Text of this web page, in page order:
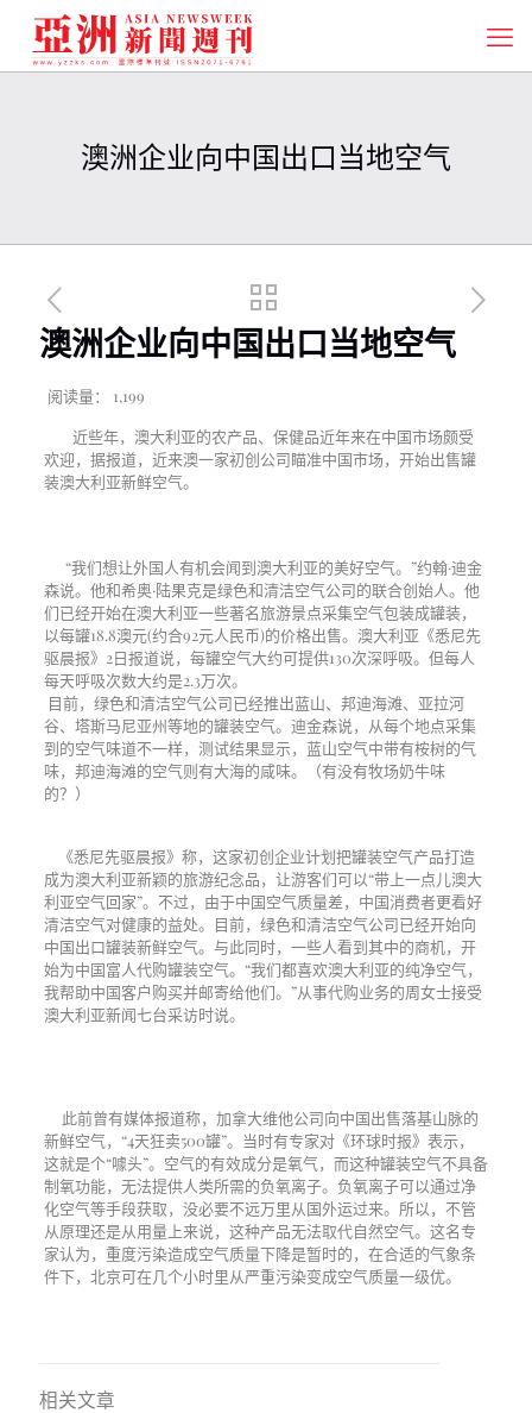
澳洲企业向中国出口当地空气
澳洲企业向中国出口当地空气
阅读量：
1,199
近些年，澳大利亚的农产品、保健品近年来在中国市场颇受
欢迎，据报道，近来澳一家初创公司瞄准中国市场，开始出售罐
装澳大利亚新鲜空气。
“我们想让外国人有机会闻到澳大利亚的美好空气。”约翰·迪金
森说。他和希奥·陆果克是绿色和清洁空气公司的联合创始人。他
们已经开始在澳大利亚一些著名旅游景点采集空气包装成罐装，
以每罐18.8澳元(约合92元人民币)的价格出售。澳大利亚《悉尼先
驱晨报》2日报道说，每罐空气大约可提供130次深呼吸。但每人
每天呼吸次数大约是2.3万次。
目前，绿色和清洁空气公司已经推出蓝山、邦迪海滩、亚拉河
谷、塔斯马尼亚州等地的罐装空气。迪金森说，从每个地点采集
到的空气味道不一样，测试结果显示，蓝山空气中带有桉树的气
味，邦迪海滩的空气则有大海的咸味。（有没有牧场奶牛味
的？）
《悉尼先驱晨报》称，这家初创企业计划把罐装空气产品打造
成为澳大利亚新颖的旅游纪念品，让游客们可以“带上一点儿澳大
利亚空气回家”。不过，由于中国空气质量差，中国消费者更看好
清洁空气对健康的益处。目前，绿色和清洁空气公司已经开始向
中国出口罐装新鲜空气。与此同时，一些人看到其中的商机，开
始为中国富人代购罐装空气。“我们都喜欢澳大利亚的纯净空气，
我帮助中国客户购买并邮寄给他们。”从事代购业务的周女士接受
澳大利亚新闻七台采访时说。
此前曾有媒体报道称，加拿大维他公司向中国出售落基山脉的
新鲜空气，“4天狂卖500罐”。当时有专家对《环球时报》表示，
这就是个“噱头”。空气的有效成分是氧气，而这种罐装空气不具备
制氧功能，无法提供人类所需的负氧离子。负氧离子可以通过净
化空气等手段获取，没必要不远万里从国外运过来。所以，不管
从原理还是从用量上来说，这种产品无法取代自然空气。这名专
家认为，重度污染造成空气质量下降是暂时的，在合适的气象条
件下，北京可在几个小时里从严重污染变成空气质量一级优。
相关文章